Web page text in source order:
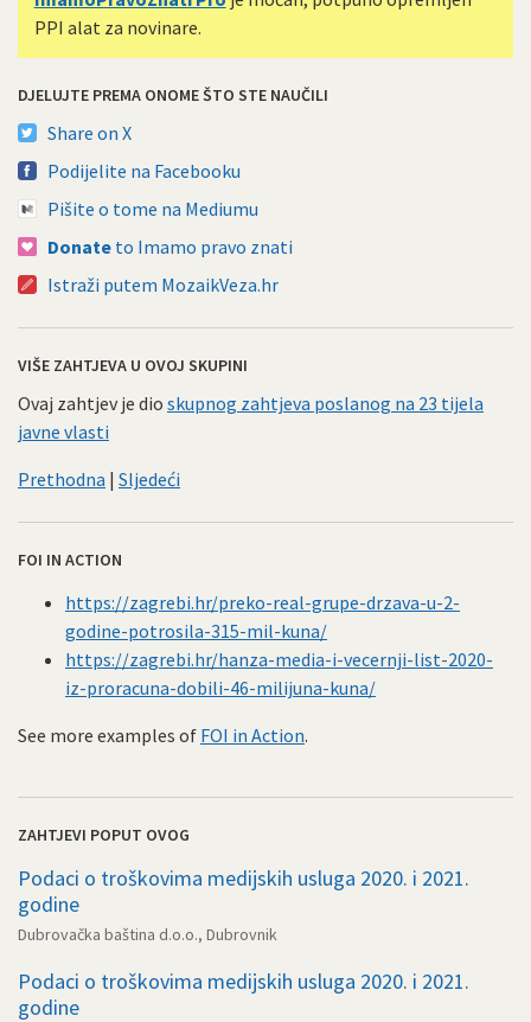
PPI alat za novinare.
DJELUJTE PREMA ONOME ŠTO STE NAUČILI
Share on X
Podijelite na Facebooku
Pišite o tome na Mediumu
Donate to Imamo pravo znati
Istraži putem MozaikVeza.hr
VIŠE ZAHTJEVA U OVOJ SKUPINI
Ovaj zahtjev je dio skupnog zahtjeva poslanog na 23 tijela
javne vlasti
Prethodna | Sljedeći
FOI IN ACTION
https://zagrebi.hr/preko-real-grupe-drzava-u-2-
godine-potrosila-315-mil-kuna/
https://zagrebi.hr/hanza-media-i-vecernji-list-2020-
iz-proracuna-dobili-46-milijuna-kuna/
See more examples of FOI in Action.
ZAHTJEVI POPUT OVOG
Podaci o troškovima medijskih usluga 2020. i 2021.
godine
Dubrovačka baština d.o.o., Dubrovnik
Podaci o troškovima medijskih usluga 2020. i 2021.
godine